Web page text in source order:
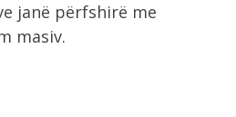
janë përfshirë me
masiv.